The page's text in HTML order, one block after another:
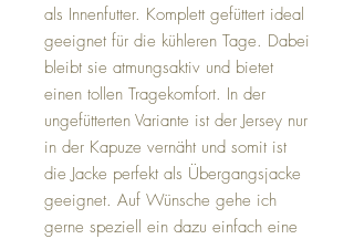
als Innenfutter. Komplett gefüttert ideal
geeignet für die kühleren Tage. Dabei
bleibt sie atmungsaktiv und bietet
einen tollen Tragekomfort. In der
ungefütterten Variante ist der Jersey nur
in der Kapuze vernäht und somit ist
die Jacke perfekt als Übergangsjacke
geeignet. Auf Wünsche gehe ich
gerne speziell ein dazu einfach eine